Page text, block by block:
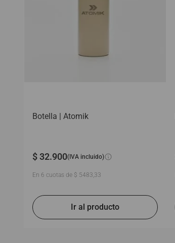
Botella | Atomik
$32.900(IVA incluido)
En 6 cuotas de $ 5483,33